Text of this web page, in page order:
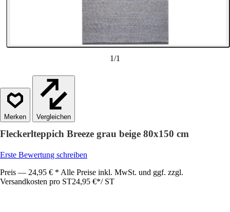
1/1
Vergleichen
Fleckerlteppich Breeze grau beige 80x150 cm
Erste Bewertung schreiben
Preis — 24,95 € * Alle Preise inkl. MwSt. und ggf. zzgl.
Versandkosten pro ST24,95 €*/ ST